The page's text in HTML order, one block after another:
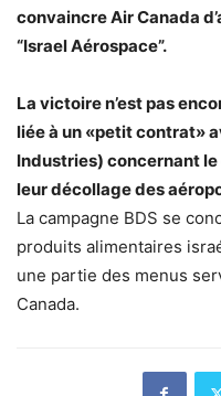
convaincre Air Canada
“Israel Aérospace”.
La victoire n’est pas
liée à un «petit contrat»
Industries) concernant
leur décollage des
La campagne BDS se
produits alimentaires
une partie des menus
Canada.